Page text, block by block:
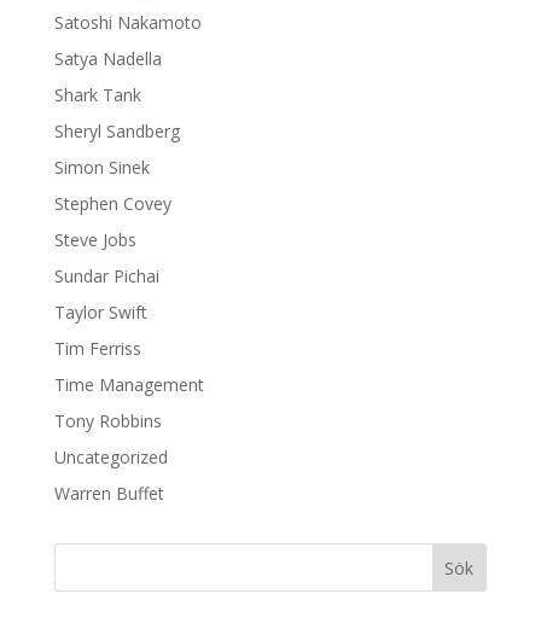
Satoshi Nakamoto
Satya Nadella
Shark Tank
Sheryl Sandberg
Simon Sinek
Stephen Covey
Steve Jobs
Sundar Pichai
Taylor Swift
Tim Ferriss
Time Management
Tony Robbins
Uncategorized
Warren Buffet